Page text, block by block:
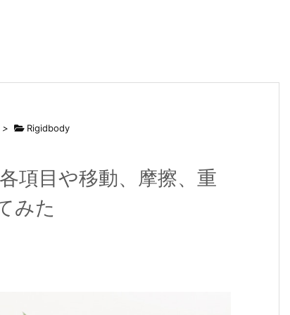
> Rigidbody
項目や移動、摩擦、重
みた